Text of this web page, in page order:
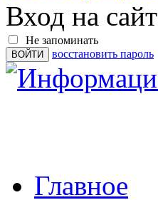
Вход на сайт
Не запоминать
восстановить пароль
Главное